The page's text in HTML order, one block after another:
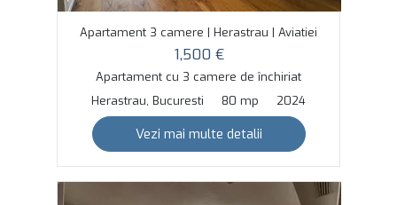
Apartament 3 camere | Herastrau | Aviatiei
1,500 €
Apartament cu 3 camere de închiriat
Herastrau, Bucuresti
80 mp 2024
Vezi mai multe detalii